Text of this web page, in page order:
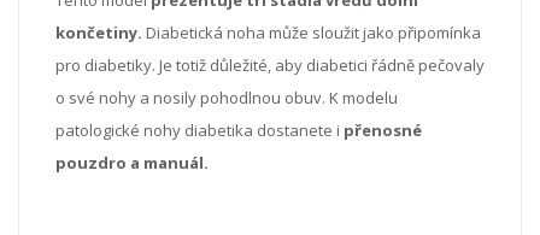
končetiny. Diabetická noha může sloužit jako připomínka
pro diabetiky. Je totiž důležité, aby diabetici řádně pečovaly
o své nohy a nosily pohodlnou obuv. K modelu
patologické nohy diabetika dostanete i přenosné
pouzdro a manuál.